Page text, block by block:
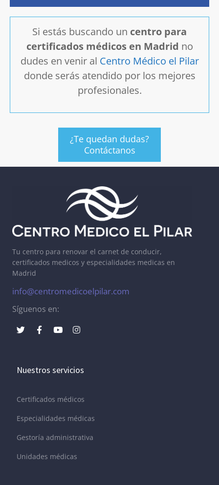
Si estás buscando un centro para
certificados médicos en Madrid no
dudes en venir al Centro Médico el Pilar
donde serás atendido por los mejores
profesionales.
¿Te quedan dudas?
Contáctanos
Tu centro para renovar el carnet de conducir,
certificados medicos y especialidades medicas en
Madrid
info@centromedicoelpilar.com
Síguenos en:
Nuestros servicios
Certificados médicos
Especialidades médicas
Gestoría administrativa
Unidades médicas